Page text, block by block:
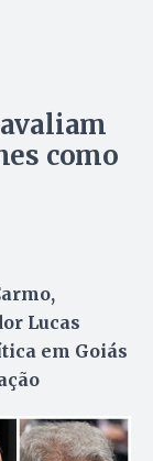
como
Lucas
em Goiás